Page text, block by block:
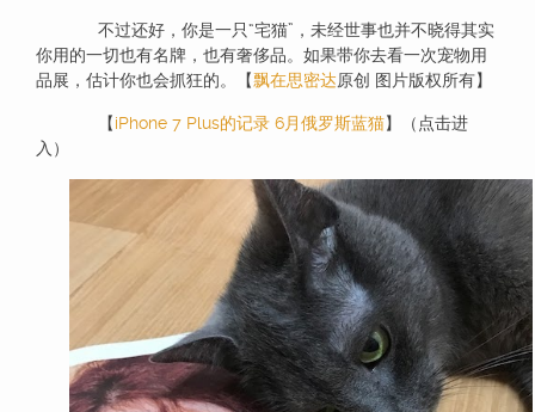
不过还好，你是一只“宅猫”，未经世事也并不晓得其实
你用的一切也有名牌，也有奢侈品。如果带你去看一次宠物用
品展，估计你也会抓狂的。【飘在思密达原创 图片版权所有】
【iPhone 7 Plus的记录 6月俄罗斯蓝猫】（点击进
入）